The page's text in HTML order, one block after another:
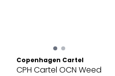
Copenhagen Cartel
CPH Cartel OCN Weed